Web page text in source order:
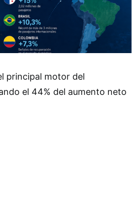
principal motor del
el 44% del aumento neto